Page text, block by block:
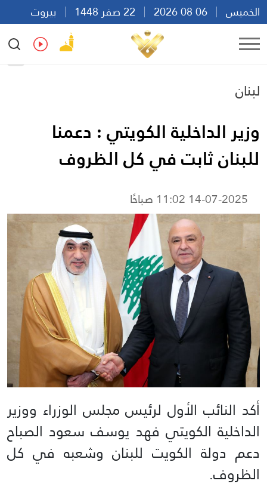
الخميس
بيروت
14:49
Ar
لبنان
وزير الداخلية الكويتي : دعمنا
للبنان ثابت في كل الظروف
14-07-2025 11:02 صباحًا
أكد النائب الأول لرئيس مجلس الوزراء ووزير
الداخلية الكويتي فهد يوسف سعود الصباح
دعم دولة الكويت للبنان وشعبه في كل
الظروف.